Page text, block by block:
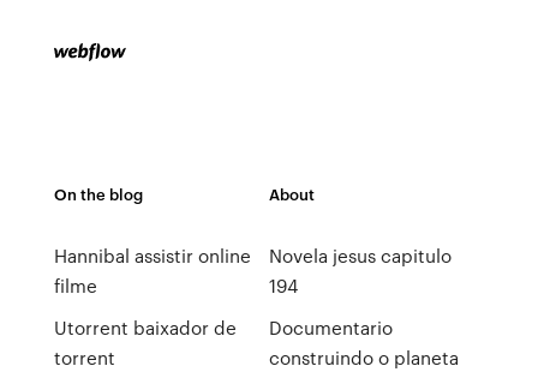
On the blog
Hannibal assistir online
filme
Utorrent baixador de
torrent
About
Novela jesus capitulo
194
Documentario
construindo o planeta